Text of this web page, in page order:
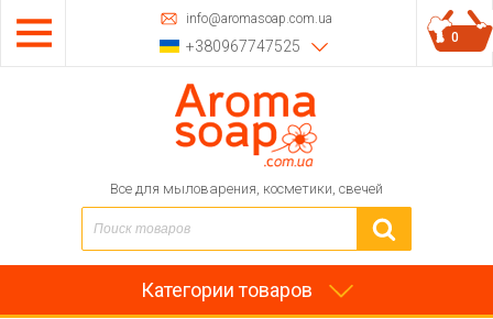
info@aromasoap.com.ua
+380967747525
Все для мыловарения, косметики, свечей
0
Категории товаров